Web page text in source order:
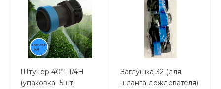
Штуцер 40*1-1/4Н
(упаковка -5шт)
Заглушка 32 (для
шланга-дождевателя)